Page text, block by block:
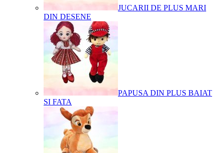
JUCARII DE PLUS MARI
DIN DESENE
PAPUSA DIN PLUS BAIAT
SI FATA